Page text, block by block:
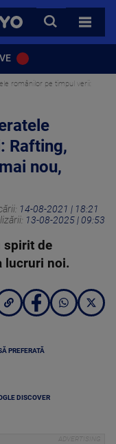
CAUTA
TOATE
românilor pe timpul verii:
Rafting,
nou,
14-08-2021 | 18:21
13-08-2025 | 09:53
spirit de
lucruri noi.
PREFERATĂ
DISCOVER